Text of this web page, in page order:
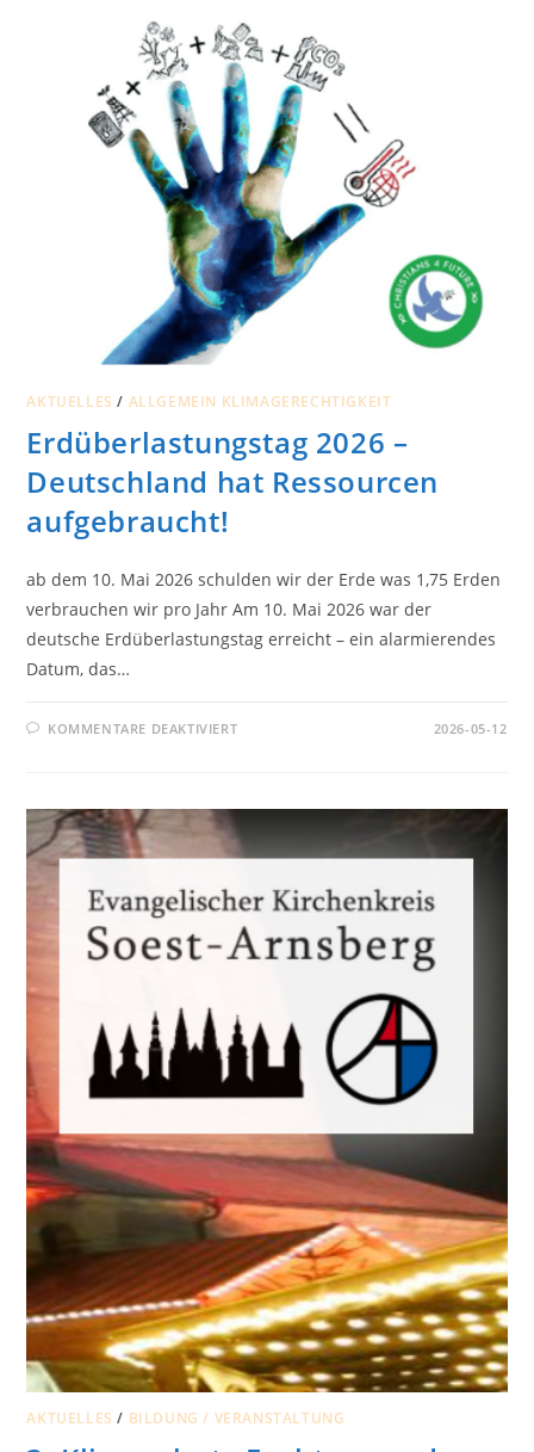
AKTUELLES / ALLGEMEIN KLIMAGERECHTIGKEIT
Erdüberlastungstag 2026 –
Deutschland hat Ressourcen
aufgebraucht!
ab dem 10. Mai 2026 schulden wir der Erde was 1,75 Erden
verbrauchen wir pro Jahr Am 10. Mai 2026 war der
deutsche Erdüberlastungstag erreicht – ein alarmierendes
Datum, das…
KOMMENTARE DEAKTIVIERTFÜR
HAT
AUFGEBRAUCHT!
2026-05-12
AKTUELLES / BILDUNG / VERANSTALTUNG